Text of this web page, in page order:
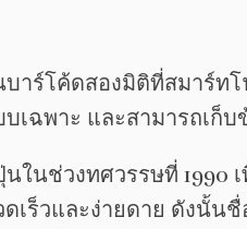
าร์โค้ดสองมิติที่สมาร์
เฉพาะ และสามารถเ
นช่วงทศวรรษที่ 1990
เร็วและง่ายดาย ดังนั้น